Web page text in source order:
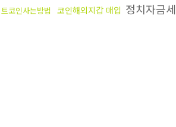
코인사는방법 코인해외지갑 매입 정치자금